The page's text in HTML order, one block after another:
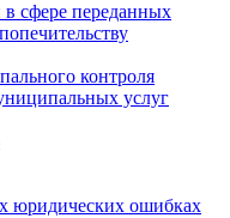
в сфере переданных
контроля
услуг
юридических ошибках